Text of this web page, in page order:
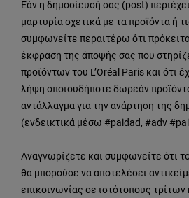
Εάν η δημοσίευσή σας (post)
μαρτυρία σχετικά με τα προϊόντα ή
συμφωνείτε περαιτέρω ότι
έκφραση της άποψής σας που
προϊόντων του L’Oréal Paris και ότι
λήψη οποιουδήποτε δωρεάν
αντάλλαγμα για την ανάρτηση της
(ενδεικτικά μέσω #paidad, #adv
Αναγνωρίζετε και συμφωνείτε ότι
θα μπορούσε να αποτελέσει
επικοινωνίας σε ιστότοπους τρίτων